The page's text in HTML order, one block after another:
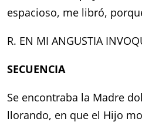
espacioso, me libró,
R. EN MI ANGUSTIA
SECUENCIA
Se encontraba la Madre
llorando, en que el Hijo